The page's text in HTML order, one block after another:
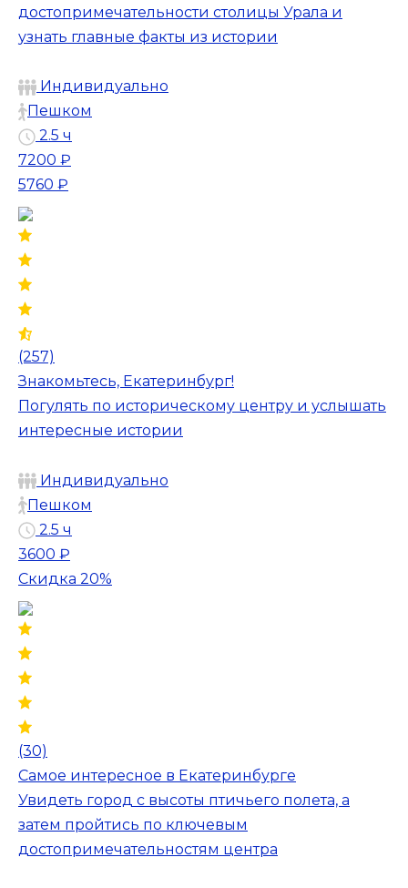
достопримечательности столицы Урала и
узнать главные факты из истории
Индивидуально
Пешком
2.5 ч
7200 ₽
5760 ₽
(257)
Знакомьтесь, Екатеринбург!
Погулять по историческому центру и услышать
интересные истории
Индивидуально
Пешком
2.5 ч
3600 ₽
Скидка 20%
(30)
Самое интересное в Екатеринбурге
Увидеть город с высоты птичьего полета, а
затем пройтись по ключевым
достопримечательностям центра